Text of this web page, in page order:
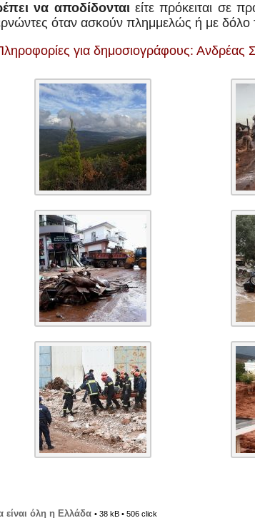
να αποδίδονταιείτε πρόκειται σε
όταν ασκούν πλημμελώς ή με
για δημοσιογράφους: Ανδρέας
είναι όλη η Ελλάδα • 38 kB • 506 click